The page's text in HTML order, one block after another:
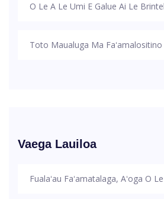
O Le A Le Umi E Galue Ai Le
Toto Maualuga Ma Faʻamalositino
Vaega Lauiloa
Fualaʻau Faʻamatalaga, Aʻoga O